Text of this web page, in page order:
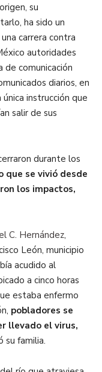
su
ha sido un
carrera contra
autoridades
comunicación
diarios, en
instrucción que
salir de sus
durante los
que se vivió desde
los impactos,
C. Hernández,
León, municipio
acudido al
a cinco horas
estaba enfermo
pobladores se
llevado el virus,
su familia.